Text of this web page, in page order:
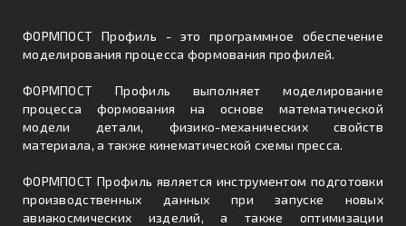
ФОРМПОСТ Профиль - это программное обеспечение
моделирования процесса формования профилей.
ФОРМПОСТ Профиль выполняет моделирование
процесса формования на основе математической
модели детали, физико-механических свойств
материала, а также кинематической схемы пресса.
ФОРМПОСТ Профиль является инструментом подготовки
производственных данных при запуске новых
авиакосмических изделий, а также оптимизации